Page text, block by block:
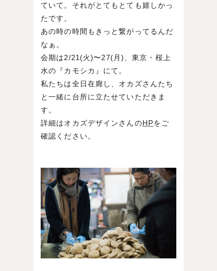
ていて。それがとてもとても嬉しかっ
たです。
あの時の時間もきっと繋がってるんだ
なぁ。
会期は2/21(火)〜27(月)、東京・桜上
水の『カモシカ』にて。
私たちは全日在廊し、オカズさんたち
と一緒に台所に立たせていただきま
す。
詳細はオカズデザインさんのHPをご
確認ください。